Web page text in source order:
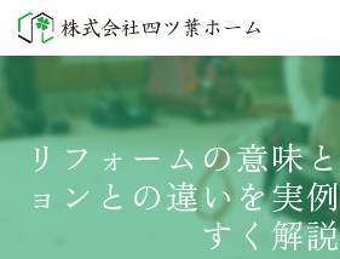
リフォームの意味
ョンとの違いを実
すく解説